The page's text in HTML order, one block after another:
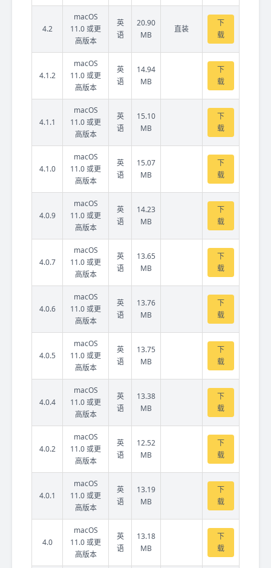
4.2
macOS
11.0 或更
高版本
英
语
20.90
MB
直装
下
载
4.1.2
macOS
11.0 或更
高版本
英
语
14.94
MB
下
载
4.1.1
macOS
11.0 或更
高版本
英
语
15.10
MB
下
载
4.1.0
macOS
11.0 或更
高版本
英
语
15.07
MB
下
载
4.0.9
macOS
11.0 或更
高版本
英
语
14.23
MB
下
载
4.0.7
macOS
11.0 或更
高版本
英
语
13.65
MB
下
载
4.0.6
macOS
11.0 或更
高版本
英
语
13.76
MB
下
载
4.0.5
macOS
11.0 或更
高版本
英
语
13.75
MB
下
载
4.0.4
macOS
11.0 或更
高版本
英
语
13.38
MB
下
载
4.0.2
macOS
11.0 或更
高版本
英
语
12.52
MB
下
载
4.0.1
macOS
11.0 或更
高版本
英
语
13.19
MB
下
载
4.0
macOS
11.0 或更
高版本
英
语
13.18
MB
下
载